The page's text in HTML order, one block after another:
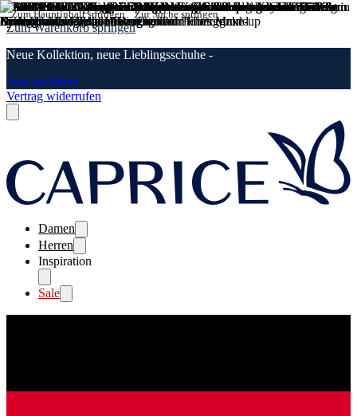
Zum Hauptinhalt springen Zur Suche springen
Zum Warenkorb springen
Neue Kollektion, neue Lieblingsschuhe -
Jetzt verlieben
Vertrag widerrufen
Damen
Herren
Inspiration
Sale